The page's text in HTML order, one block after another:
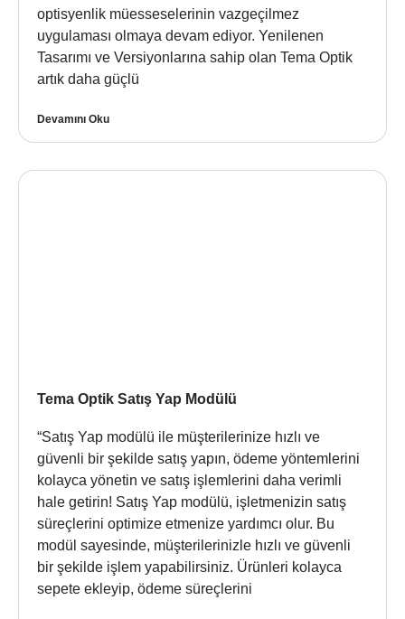
optisyenlik müesseselerinin vazgeçilmez
uygulaması olmaya devam ediyor. Yenilenen
Tasarımı ve Versiyonlarına sahip olan Tema Optik
artık daha güçlü
Devamını Oku
Tema Optik Satış Yap Modülü
“Satış Yap modülü ile müşterilerinize hızlı ve
güvenli bir şekilde satış yapın, ödeme yöntemlerini
kolayca yönetin ve satış işlemlerini daha verimli
hale getirin! Satış Yap modülü, işletmenizin satış
süreçlerini optimize etmenize yardımcı olur. Bu
modül sayesinde, müşterilerinizle hızlı ve güvenli
bir şekilde işlem yapabilirsiniz. Ürünleri kolayca
sepete ekleyip, ödeme süreçlerini